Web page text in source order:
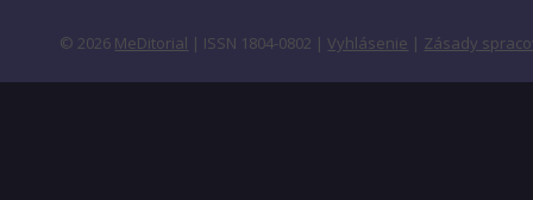
© 2026 MeDitorial | ISSN 1804-0802 |Vyhlásenie | Zásady